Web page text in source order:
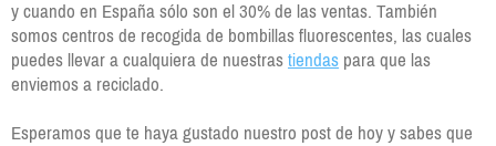
y cuando en España sólo son el 30% de las ventas. También
somos centros de recogida de bombillas fluorescentes, las cuales
puedes llevar a cualquiera de nuestras tiendas para que las
enviemos a reciclado.
Esperamos que te haya gustado nuestro post de hoy y sabes que